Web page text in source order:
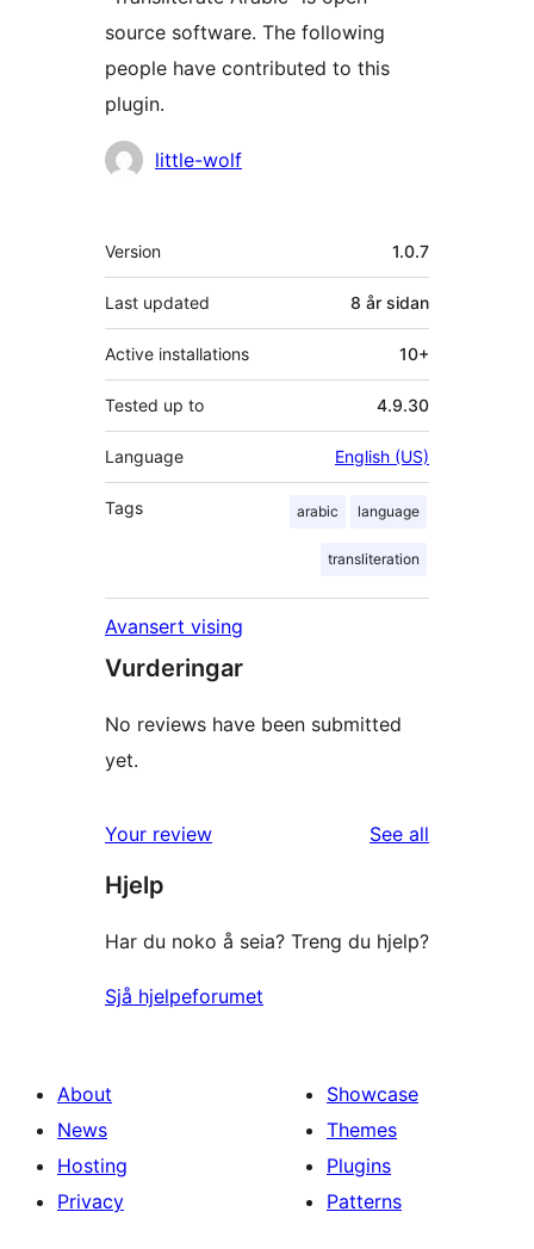
source software. The following
people have contributed to this
plugin.
Contributors
little-wolf
Om
Version 1.0.7
Last updated 8 år sidan
Active installations 10+
Tested up to 4.9.30
Language English (US)
Tags arabic language
transliteration
Avansert vising
Vurderingar
No reviews have been submitted
yet.
Your review See all
Hjelp
Har du noko å seia? Treng du hjelp?
Sjå hjelpeforumet
About
News
Hosting
Privacy
Showcase
Themes
Plugins
Patterns